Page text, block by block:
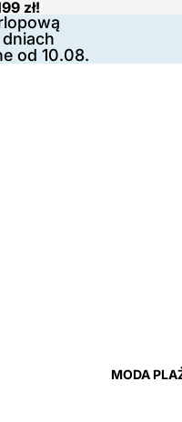
zł!
od 10.08.
MODA